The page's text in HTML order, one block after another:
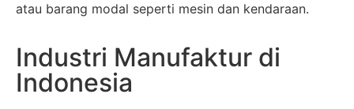
atau barang modal seperti mesin dan kendaraan.
Industri Manufaktur di
Indonesia